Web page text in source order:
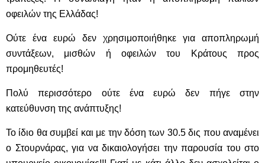
οφειλών της Ελλάδας!
Ούτε ένα ευρώ δεν χρησιμοποιήθηκε για αποπληρωμή
συντάξεων, μισθών ή οφειλών του Κράτους προς
προμηθευτές!
Πολύ περισσότερο ούτε ένα ευρώ δεν πήγε στην
κατεύθυνση της ανάπτυξης!
Το ίδιο θα συμβεί και με την δόση των 30.5 δις που αναμένει
ο Στουρνάρας, για να δικαιολογήσει την παρουσία του στο